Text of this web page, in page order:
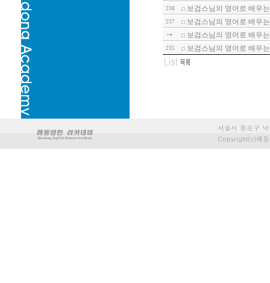
238 보검스님의 영어로 배우
237
보검스님의 영어로 배우
보검스님의 영어로 배우
235 보검스님의 영어로 배우